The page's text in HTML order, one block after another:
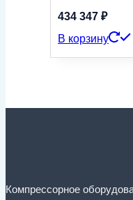
434 347 ₽
В корзину
Компрессорное